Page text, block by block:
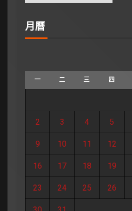
月曆
一 二 三 四
2 3 4 5
9 10 11 12
16 17 18 19
23 24 25 26